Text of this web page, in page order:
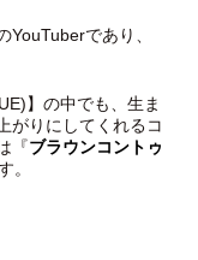
であり、
】の中でも、生ま
がりにしてくれるコ
『ブラウンコントゥ
。